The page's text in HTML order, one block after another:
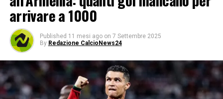
arrivare a 1000
Published 11 mesi ago on 7 Settembre 2025
By Redazione CalcioNews24